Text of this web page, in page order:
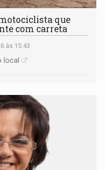
que
com carreta
às 15:43
local